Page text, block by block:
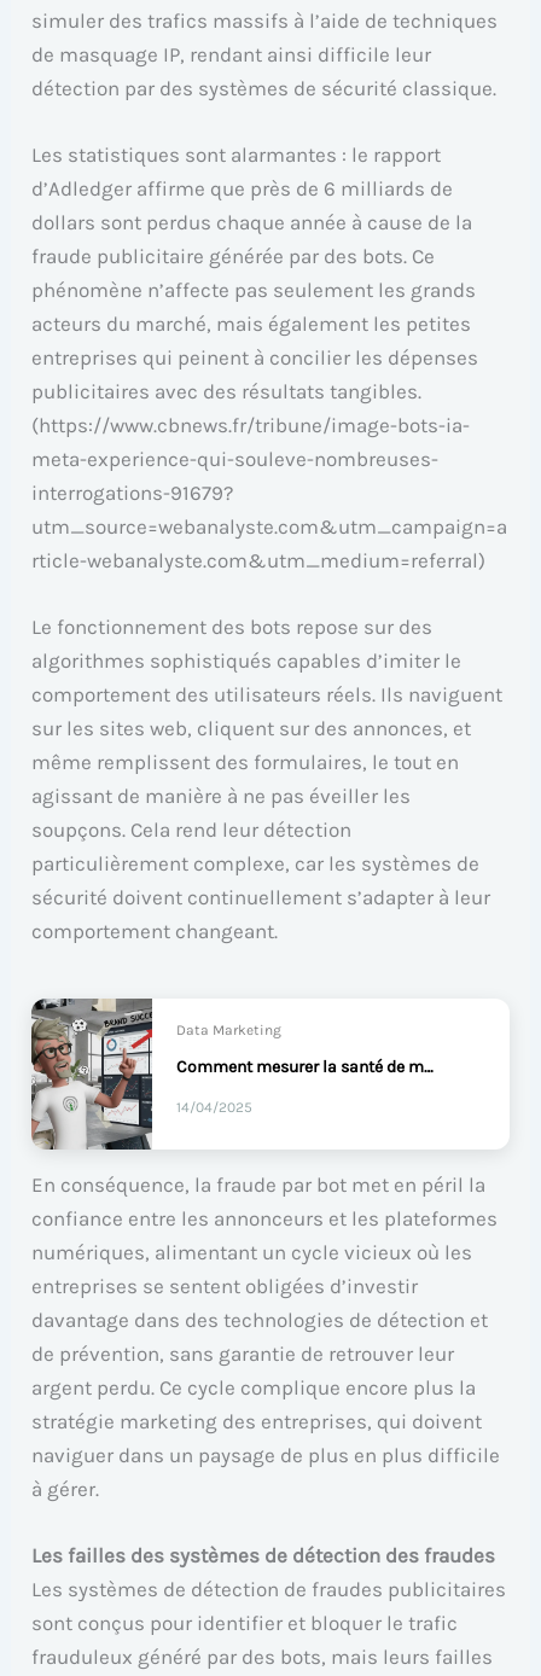
simuler des trafics massifs à l’aide de techniques
de masquage IP, rendant ainsi difficile leur
détection par des systèmes de sécurité classique.
Les statistiques sont alarmantes : le rapport
d’Adledger affirme que près de 6 milliards de
dollars sont perdus chaque année à cause de la
fraude publicitaire générée par des bots. Ce
phénomène n’affecte pas seulement les grands
acteurs du marché, mais également les petites
entreprises qui peinent à concilier les dépenses
publicitaires avec des résultats tangibles.
(https://www.cbnews.fr/tribune/image-bots-ia-
meta-experience-qui-souleve-nombreuses-
interrogations-91679?
utm_source=webanalyste.com&utm_campaign=a
rticle-webanalyste.com&utm_medium=referral)
Le fonctionnement des bots repose sur des
algorithmes sophistiqués capables d’imiter le
comportement des utilisateurs réels. Ils naviguent
sur les sites web, cliquent sur des annonces, et
même remplissent des formulaires, le tout en
agissant de manière à ne pas éveiller les
soupçons. Cela rend leur détection
particulièrement complexe, car les systèmes de
sécurité doivent continuellement s’adapter à leur
comportement changeant.
Data Marketing
Comment mesurer la santé de marque pour agir vite ?
14/04/2025
En conséquence, la fraude par bot met en péril la
confiance entre les annonceurs et les plateformes
numériques, alimentant un cycle vicieux où les
entreprises se sentent obligées d’investir
davantage dans des technologies de détection et
de prévention, sans garantie de retrouver leur
argent perdu. Ce cycle complique encore plus la
stratégie marketing des entreprises, qui doivent
naviguer dans un paysage de plus en plus difficile
à gérer.
Les failles des systèmes de détection des fraudes
Les systèmes de détection de fraudes publicitaires
sont conçus pour identifier et bloquer le trafic
frauduleux généré par des bots, mais leurs failles